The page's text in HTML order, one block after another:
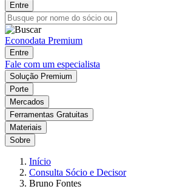
Entre
Econodata Premium
Entre
Fale com um especialista
Solução Premium
Porte
Mercados
Ferramentas Gratuitas
Materiais
Sobre
Início
Consulta Sócio e Decisor
Bruno Fontes